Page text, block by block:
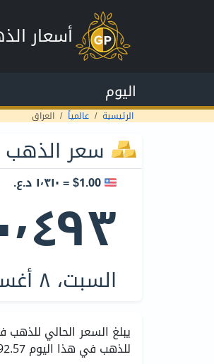
أسعار
اليوم
الرئيسية عالمياً العراق
سعر الذهب
$1.00 = ١٬٣١٠ د.ع.‏
السبت، ٨ أغسطس ٢٠٢٦
يبلغ السعر الحالي للذهب
للذهب في هذا اليوم 5,690,492.57 دينار عراقي، بينما كان أدنى سعر 5,690,492.57 دينار عراقي.